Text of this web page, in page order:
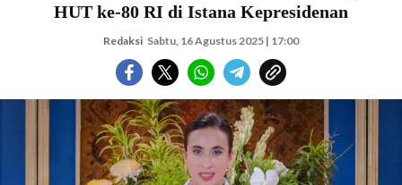
HUT ke-80 RI di Istana Kepresidenan
Redaksi Sabtu, 16 Agustus 2025 | 17:00